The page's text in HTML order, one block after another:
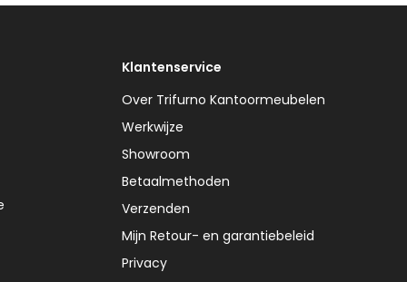
Klantenservice
Over Trifurno Kantoormeubelen
Werkwijze
Showroom
Betaalmethoden
Verzenden
Mijn Retour- en garantiebeleid
Privacy